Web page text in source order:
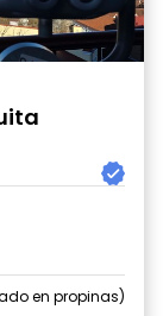
en propinas